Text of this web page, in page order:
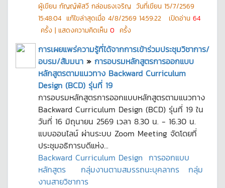
ผู้เขียน กัญญ์พัสวี กล่อมธงเจริญ วันที่เขียน 15/7/2569
15:48:04 แก้ไขล่าสุดเมื่อ 4/8/2569 14:59:22 เปิดอ่าน 64
ครั้ง | แสดงความคิดเห็น 0 ครั้ง
การเผยแพร่ความรู้ที่ได้จากการเข้าร่วมประชุมวิชาการ/
อบรม/สัมมนา » การอบรมหลักสูตรการออกแบบ
หลักสูตรตามแนวทาง Backward Curriculum
Design (BCD) รุ่นที่ 19
การอบรมหลักสูตรการออกแบบหลักสูตรตามแนวทาง
Backward Curriculum Design (BCD) รุ่นที่ 19 ใน
วันที่ 16 มิถุนายน 2569 เวลา 8.30 น. - 16.30 น.
แบบออนไลน์ ผ่านระบบ Zoom Meeting จัดโดยที่
ประชุมอธิการบดีแห่ง...
Backward Curriculum Design การออกแบบ
หลักสูตร
กลุ่มงานตามสมรรถนะบุคลากร
กลุ่ม
งานสายวิชาการ